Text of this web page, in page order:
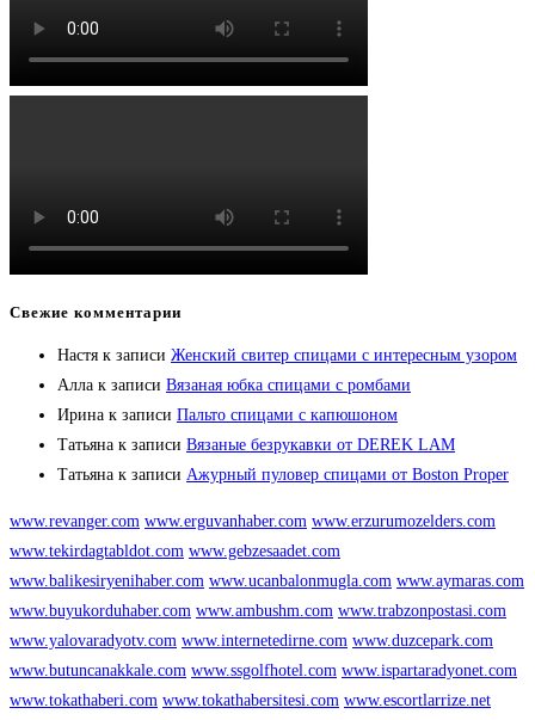
Свежие комментарии
Настя к записи Женский свитер спицами с интересным узором
Алла к записи Вязаная юбка спицами с ромбами
Ирина к записи Пальто спицами с капюшоном
Татьяна к записи Вязаные безрукавки от DEREK LAM
Татьяна к записи Ажурный пуловер спицами от Boston Proper
www.revanger.com www.erguvanhaber.com www.erzurumozelders.com
www.tekirdagtabldot.com www.gebzesaadet.com
www.balikesiryenihaber.com www.ucanbalonmugla.com www.aymaras.com
www.buyukorduhaber.com www.ambushm.com www.trabzonpostasi.com
www.yalovaradyotv.com www.internetedirne.com www.duzcepark.com
www.butuncanakkale.com www.ssgolfhotel.com www.ispartaradyonet.com
www.tokathaberi.com www.tokathabersitesi.com www.escortlarrize.net